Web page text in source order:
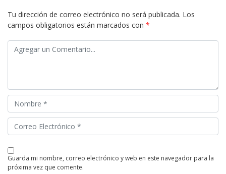
Tu dirección de correo electrónico no será publicada. Los
campos obligatorios están marcados con *
guarda mi nombre, correo electrónico y web en este navegador para la
próxima vez que comente.